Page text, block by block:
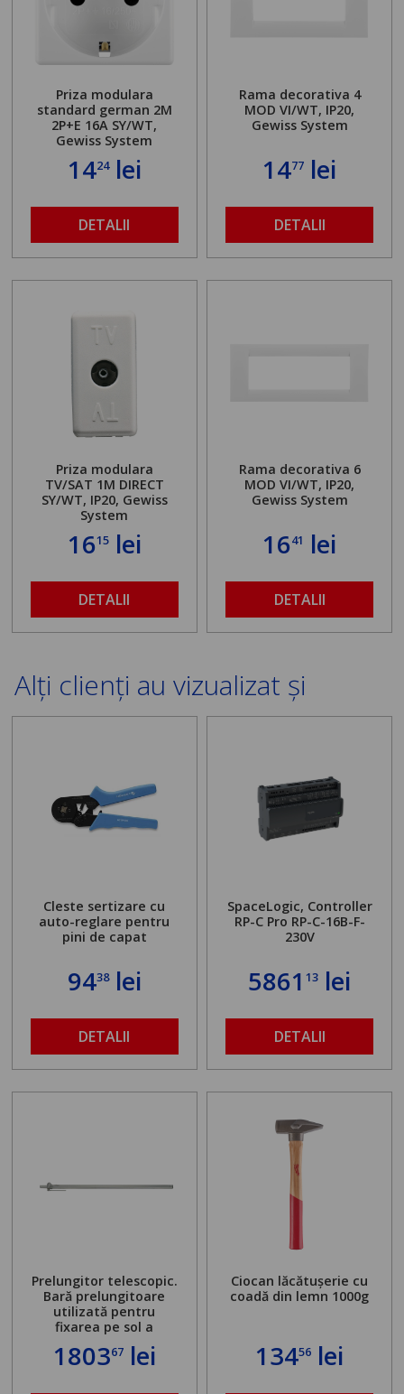
Priza modulara
standard german 2M
2P+E 16A SY/WT,
Gewiss System
1424lei
DETALII
Rama decorativa 4
MOD VI/WT, IP20,
Gewiss System
1477 lei
DETALII
Priza modulara
TV/SAT 1M DIRECT
SY/WT, IP20, Gewiss
System
1615lei
DETALII
Rama decorativa 6
MOD VI/WT, IP20,
Gewiss System
1641 lei
DETALII
Alți clienți au vizualizat și
Cleste sertizare cu
auto-reglare pentru
pini de capat
9438lei
DETALII
SpaceLogic, Controller
RP-C Pro RP-C-16B-F-
230V
586113 lei
DETALII
Prelungitor telescopic.
Bară prelungitoare
utilizată pentru
fixarea pe sol a
standului mașinii de
găurit în locul
180367lei
Ciocan lăcătușerie cu
coadă din lemn 1000g
13456 lei